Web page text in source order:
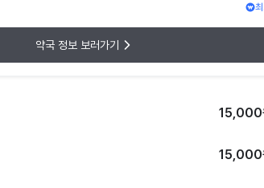
약국 정보 보러가기
15,000
15,000